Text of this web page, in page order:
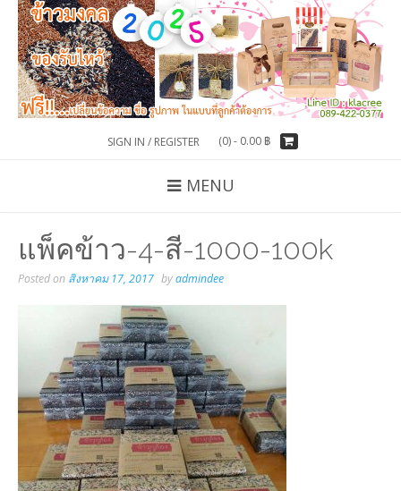
SIGN IN / REGISTER (0) - 0.00 ฿
MENU
แพ็คข้าว-4-สี-1000-100k
Posted on สิงหาคม 17, 2017 byadmindee